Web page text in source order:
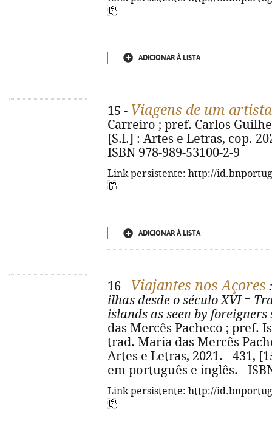
ADICIONAR À LISTA
15 - Viagens de um
Carreiro ; pref. Carlos
[S.l.] : Artes e Letras, cop.
ISBN 978-989-53100-2-9
Link persistente: http://
ADICIONAR À LISTA
16 - Viajantes nos Açores
ilhas desde o século XVI=
islands as seen by
das Mercês Pacheco ; pref.
trad. Maria das Mercês
Artes e Letras, 2021. - 431,
em português e inglês. -
Link persistente: http://